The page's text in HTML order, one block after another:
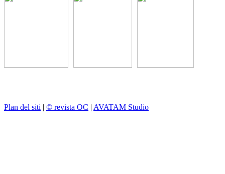
Plan del siti | © revista OC | AVATAM Studio